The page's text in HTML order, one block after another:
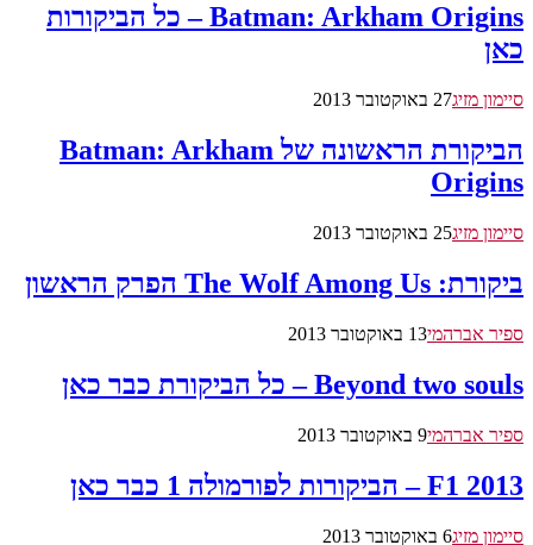
Batman: Arkham Origins – כל הביקורות
כאן
סיימון מזיג27 באוקטובר 2013
הביקורת הראשונה של Batman: Arkham
Origins
סיימון מזיג25 באוקטובר 2013
ביקורת: The Wolf Among Us הפרק הראשון
ספיר אברהמי13 באוקטובר 2013
Beyond two souls – כל הביקורת כבר כאן
ספיר אברהמי9 באוקטובר 2013
F1 2013 – הביקורות לפורמולה 1 כבר כאן
סיימון מזיג6 באוקטובר 2013